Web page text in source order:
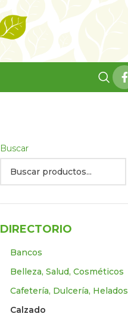
Buscar
DIRECTORIO
Bancos
Belleza, Salud, Cosméticos
Cafetería, Dulcería, Helados
Calzado